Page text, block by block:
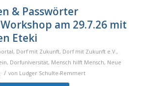
& Passwörter
am 29.7.26 mit
Eteki
, Dorf mit Zukunft, Dorf mit Zukunft e.V. ,
, Dorfuniversität, Mensch hilft Mensch, Neue
/ von Ludger Schulte-Remmert